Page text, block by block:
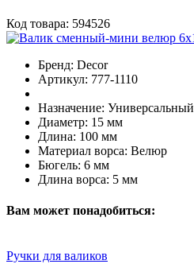
Код товара: 594526
Бренд: Decor
Артикул: 777-1110
Назначение: Универсальный
Диаметр: 15 мм
Длина: 100 мм
Материал ворса: Велюр
Бюгель: 6 мм
Длина ворса: 5 мм
Вам может понадобиться:
Ручки для валиков